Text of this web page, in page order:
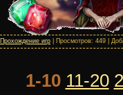
Прохождение игр | Просмотров: 449 |
1-10 11-20